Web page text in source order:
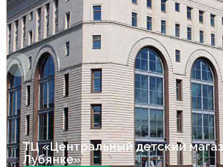
Услуги
Аудиты
ТЦ «Центральный детский
Лубянке»